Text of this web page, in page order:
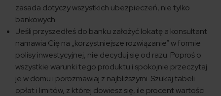
zasada dotyczy wszystkich ubezpieczeń, nie tylko
bankowych.
Jeśli przyszedłeś do banku założyć lokatę a konsultant
namawia Cię na „korzystniejsze rozwiązanie” w formie
polisy inwestycyjnej, nie decyduj się od razu. Poproś o
wszystkie warunki tego produktu i spokojnie przeczytaj
je w domu i porozmawiaj z najbliższymi. Szukaj tabeli
opłat i limitów, z której dowiesz się, ile procent wartości